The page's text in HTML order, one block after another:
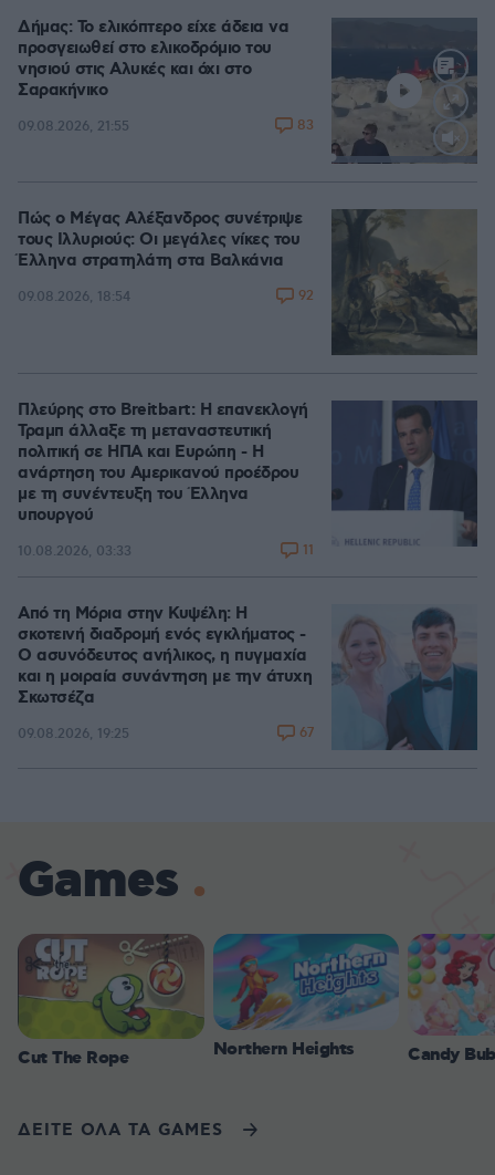
Loaded
Δήμας: Το ελικόπτερο είχε άδεια να
προσγειωθεί στο ελικοδρόμιο του
νησιού στις Αλυκές και όχι στο
Σαρακήνικο
09.08.2026, 21:55 83
Πώς ο Μέγας Αλέξανδρος συνέτριψε
τους Ιλλυριούς: Οι μεγάλες νίκες του
Έλληνα στρατηλάτη στα Βαλκάνια
09.08.2026, 18:54 92
Πλεύρης στο Breitbart: Η επανεκλογή
Τραμπ άλλαξε τη μεταναστευτική
πολιτική σε ΗΠΑ και Ευρώπη - Η
ανάρτηση του Αμερικανού προέδρου
με τη συνέντευξη του Έλληνα
υπουργού
10.08.2026, 03:33 11
Από τη Μόρια στην Κυψέλη: Η
σκοτεινή διαδρομή ενός εγκλήματος -
Ο ασυνόδευτος ανήλικος, η πυγμαχία
και η μοιραία συνάντηση με την άτυχη
Σκωτσέζα
09.08.2026, 19:25 67
Games
Cut The Rope Northern Heights Candy
ΔΕΙΤΕ ΟΛΑ ΤΑ GAMES